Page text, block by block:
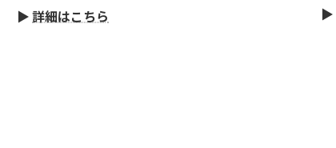
▶ 詳細はこちら ▶